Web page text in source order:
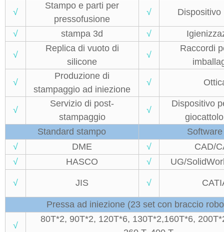
√
Stampo e parti per
pressofusione
√ Dispositivo
√ stampa 3d √
√
Replica di vuoto di
silicone
√
Raccordi
√
Produzione di
stampaggio ad iniezione
√
√
Servizio di post-
stampaggio
√
Dispositivo
Standard stampo
Software
√
DME √
CAD/
√
HASCO √ UG/
√ JIS √
Pressa ad iniezione (23 set con braccio
√
80T*2, 90T*2, 120T*6, 130T*2,160T*6,